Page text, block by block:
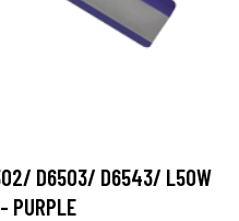
D6503/ D6543/ L50W
PURPLE